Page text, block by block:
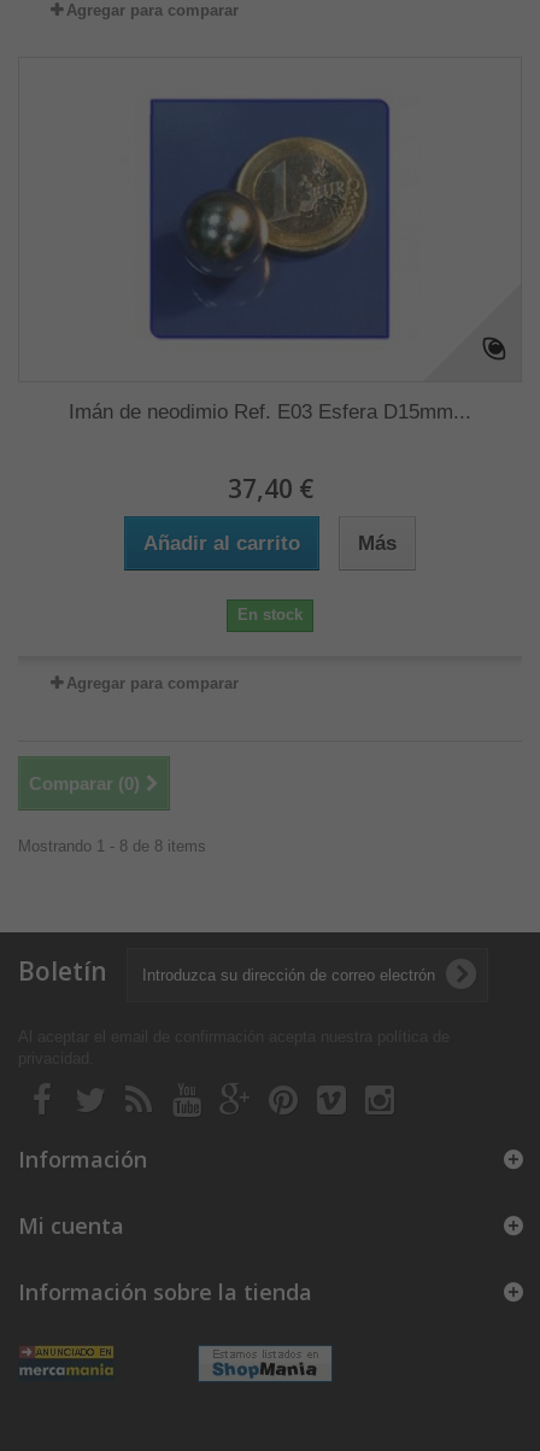
Agregar para comparar
Imán de neodimio Ref. E03 Esfera D15mm...
37,40 €
Añadir al carrito Más
En stock
Agregar para comparar
Comparar (0)
Mostrando 1 - 8 de 8 items
Boletín
Información
Mi cuenta
Información sobre la tienda